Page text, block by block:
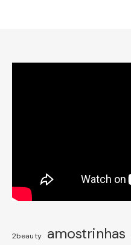
2beauty amostrinhas